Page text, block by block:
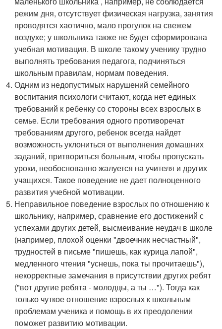
режим дня, отсутствует физическая нагрузка, занятия
проводятся хаотично, мало прогулок на свежем
воздухе; у школьника также не будет сформирована
учебная мотивация. В школе такому ученику трудно
выполнять требования педагога, подчиняться
школьным правилам, нормам поведения.
Одним из недопустимых нарушений семейного
воспитания психологи считают, когда нет единых
требований к ребенку со стороны всех взрослых в
семье. Если требования одного противоречат
требованиям другого, ребенок всегда найдет
возможность уклониться от выполнения домашних
заданий, притвориться больным, чтобы пропускать
уроки, необоснованно жалуется на учителя и других
учащихся. Такое поведение не дает полноценного
развития учебной мотивации.
Неправильное поведение взрослых по отношению к
школьнику, например, сравнение его достижений с
успехами других детей, высмеивание неудач в школе
(например, плохой оценки "двоечник несчастный",
трудностей в письме "пишешь, как курица лапой",
медленного чтения "уснешь, пока ты прочитаешь"),
некорректные замечания в присутствии других ребят
("вот другие ребята - молодцы, а ты …"). Тогда как
только чуткое отношение взрослых к школьным
проблемам ученика и помощь в их преодолении
поможет развитию мотивации.